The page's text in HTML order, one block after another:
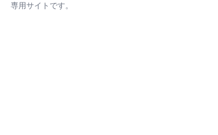
専用サイトです。